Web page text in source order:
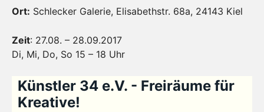
Ort: Schlecker Galerie, Elisabethstr. 68a, 24143 Kiel
Zeit: 27.08. – 28.09.2017
Di, Mi, Do, So 15 – 18 Uhr
Künstler 34 e.V. - Freiräume für
Kreative!